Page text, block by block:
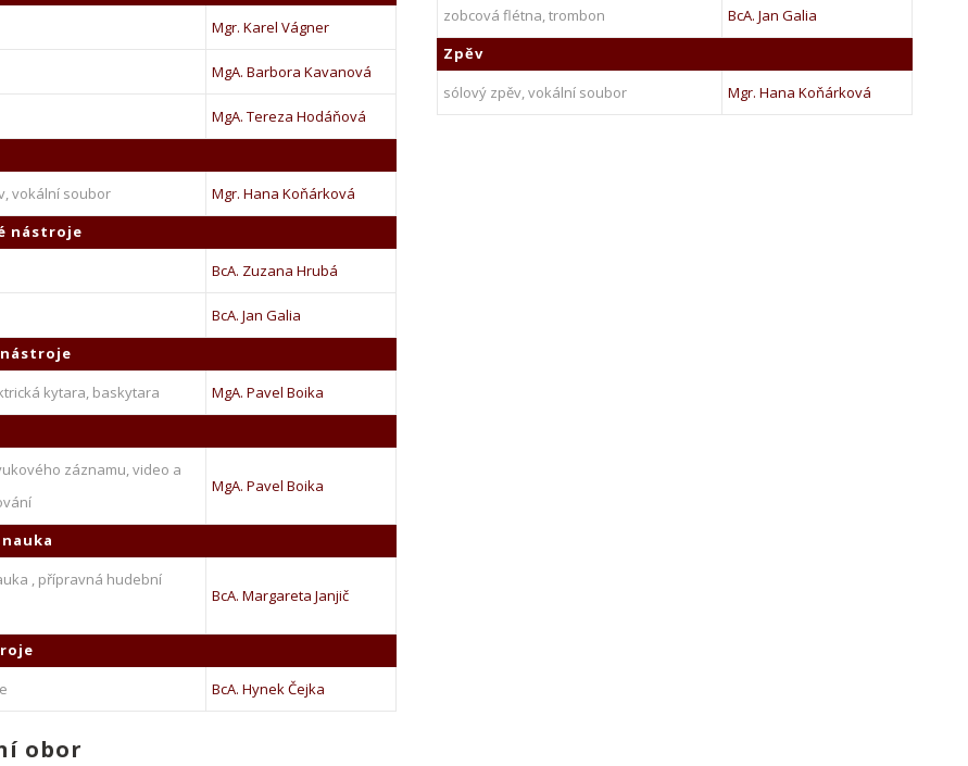
Mgr. Karel Vágner
MgA. Barbora Kavanová
MgA. Tereza Hodáňová
vokální soubor
Mgr. Hana Koňárková
nástroje
BcA. Zuzana Hrubá
BcA. Jan Galia
kytara, baskytara
MgA. Pavel Boika
záznamu, video a
MgA. Pavel Boika
, přípravná hudební
BcA. Margareta Janjič
BcA. Hynek Čejka
obor
zobcová flétna, trombon
BcA. Jan Galia
Zpěv
sólový zpěv, vokální soubor
Mgr. Hana Koňárková